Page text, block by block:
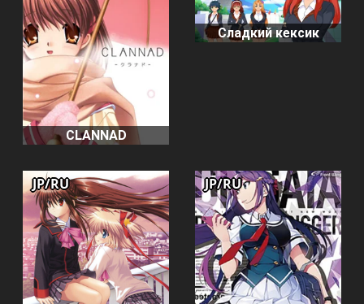
CLANNAD
Сладкий кексик
JP/RU JP/RU